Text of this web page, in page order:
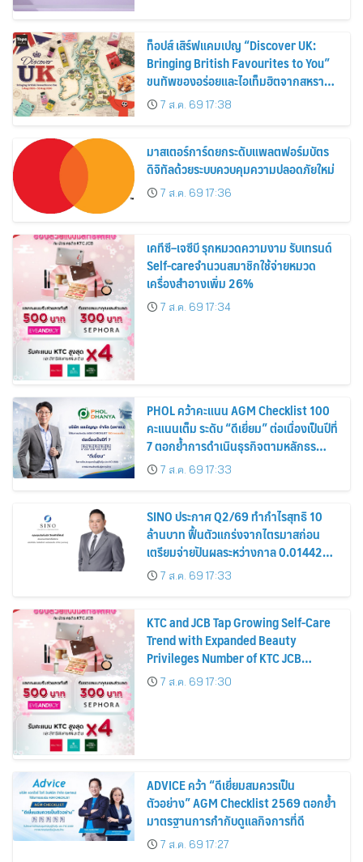
ท็อปส์ เสิร์ฟแคมเปญ “Discover UK:
Bringing British Favourites to You”
ขนทัพของอร่อยและไอเท็มฮิตจากสหราช
อาณาจักร ส่งตรงถึงมือตั้งแต่วันนี้ – 18
สิงหาคมนี้
7 ส.ค. 69 17:38
มาสเตอร์การ์ดยกระดับแพลตฟอร์มบัตร
ดิจิทัลด้วยระบบควบคุมความปลอดภัยใหม่
7 ส.ค. 69 17:36
เคทีซี–เจซีบี รุกหมวดความงาม รับเทรนด์
Self-careจำนวนสมาชิกใช้จ่ายหมวด
เครื่องสำอางเพิ่ม 26%
7 ส.ค. 69 17:34
PHOL คว้าคะแนน AGM Checklist 100
คะแนนเต็ม ระดับ “ดีเยี่ยม” ต่อเนื่องเป็นปีที่
7 ตอกย้ำการดำเนินธุรกิจตามหลักธร
รมาภิบาล โปร่งใส สร้างความเชื่อมั่นผู้ถือ
หุ้น
7 ส.ค. 69 17:33
SINO ประกาศ Q2/69 ทำกำไรสุทธิ 10
ล้านบาท ฟื้นตัวแกร่งจากไตรมาสก่อน
เตรียมจ่ายปันผลระหว่างกาล 0.014423
บาทต่อหุ้น ครึ่งปีหลังมุ่งเติบโตต่อเนื่อง
7 ส.ค. 69 17:33
KTC and JCB Tap Growing Self-Care
Trend with Expanded Beauty
Privileges Number of KTC JCB
Cardmembers Spending on
Cosmetics Rises 26%
7 ส.ค. 69 17:30
ADVICE คว้า “ดีเยี่ยมสมควรเป็น
ตัวอย่าง” AGM Checklist 2569 ตอกย้ำ
มาตรฐานการกำกับดูแลกิจการที่ดี
7 ส.ค. 69 17:27